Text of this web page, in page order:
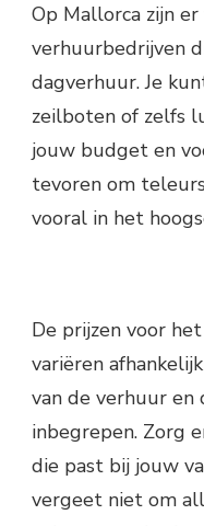
Op Mallorca zijn
verhuurbedrijven
dagverhuur. Je
zeilboten of zelfs
jouw budget en
tevoren om
vooral in het
De prijzen voor
variëren
van de verhuur en
inbegrepen. Zorg
die past bij jouw
vergeet niet om